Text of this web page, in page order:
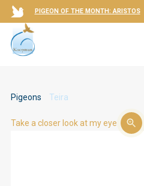
PIGEON OF THE MONTH: ARISTOS
Pigeons Teira
Take a closer look at my eye